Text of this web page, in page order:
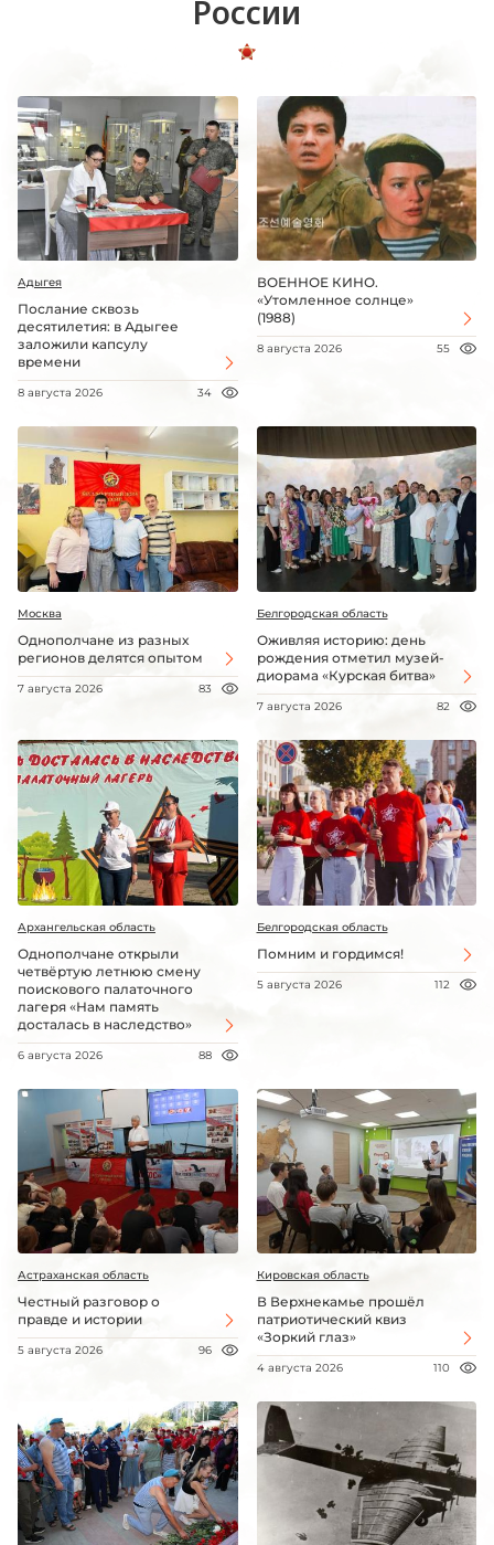
России
Адыгея
Послание сквозь
десятилетия: в Адыгее
заложили капсулу
времени
8 августа 2026 34
ВОЕННОЕ КИНО.
«Утомленное солнце»
(1988)
8 августа 2026 55
Москва
Однополчане из разных
регионов делятся опытом
7 августа 2026 83
Белгородская область
Оживляя историю: день
рождения отметил музей-
диорама «Курская битва»
7 августа 2026 82
Архангельская область
Однополчане открыли
четвёртую летнюю смену
поискового палаточного
лагеря «Нам память
досталась в наследство»
6 августа 2026 88
Белгородская область
Помним и гордимся!
5 августа 2026 112
Астраханская область
Честный разговор о
правде и истории
5 августа 2026 96
Кировская область
В Верхнекамье прошёл
патриотический квиз
«Зоркий глаз»
4 августа 2026 110